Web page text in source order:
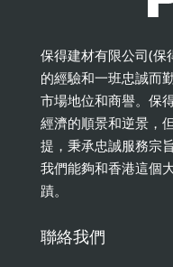
保得建材有限公司(
的經驗和一班忠誠而
市場地位和商譽。保
經濟的順景和逆景，
提，秉承忠誠服務宗
我們能夠和香港這個
蹟。
聯絡我們